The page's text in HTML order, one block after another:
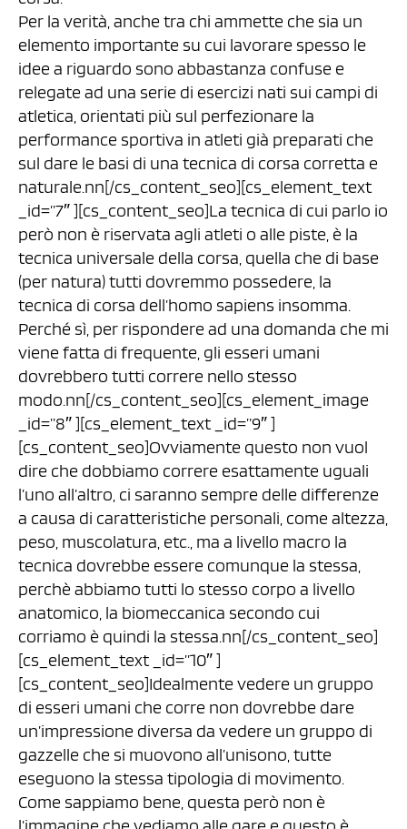
Per la verità, anche tra chi ammette che sia un
elemento importante su cui lavorare spesso le
idee a riguardo sono abbastanza confuse e
relegate ad una serie di esercizi nati sui campi di
atletica, orientati più sul perfezionare la
performance sportiva in atleti già preparati che
sul dare le basi di una tecnica di corsa corretta e
naturale.nn[/cs_content_seo][cs_element_text
_id=”7″ ][cs_content_seo]La tecnica di cui parlo io
però non è riservata agli atleti o alle piste, è la
tecnica universale della corsa, quella che di base
(per natura) tutti dovremmo possedere, la
tecnica di corsa dell’homo sapiens insomma.
Perché sì, per rispondere ad una domanda che mi
viene fatta di frequente, gli esseri umani
dovrebbero tutti correre nello stesso
modo.nn[/cs_content_seo][cs_element_image
_id=”8″ ][cs_element_text _id=”9″ ]
[cs_content_seo]Ovviamente questo non vuol
dire che dobbiamo correre esattamente uguali
l’uno all’altro, ci saranno sempre delle differenze
a causa di caratteristiche personali, come altezza,
peso, muscolatura, etc., ma a livello macro la
tecnica dovrebbe essere comunque la stessa,
perchè abbiamo tutti lo stesso corpo a livello
anatomico, la biomeccanica secondo cui
corriamo è quindi la stessa.nn[/cs_content_seo]
[cs_element_text _id=”10″ ]
[cs_content_seo]Idealmente vedere un gruppo
di esseri umani che corre non dovrebbe dare
un’impressione diversa da vedere un gruppo di
gazzelle che si muovono all’unisono, tutte
eseguono la stessa tipologia di movimento.
Come sappiamo bene, questa però non è